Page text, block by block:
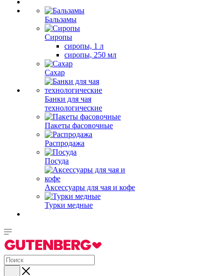
Бальзамы
Сиропы
сиропы, 1 л
сиропы, 250 мл
Сахар
Банки для чая
технологические
Пакеты фасовочные
Распродажа
Посуда
Аксессуары для чая и кофе
Турки медные